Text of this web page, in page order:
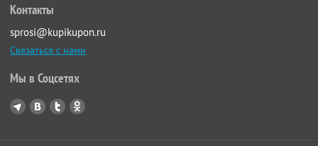
Контакты
sprosi@kupikupon.ru
Связаться с нами
Мы в Соцсетях